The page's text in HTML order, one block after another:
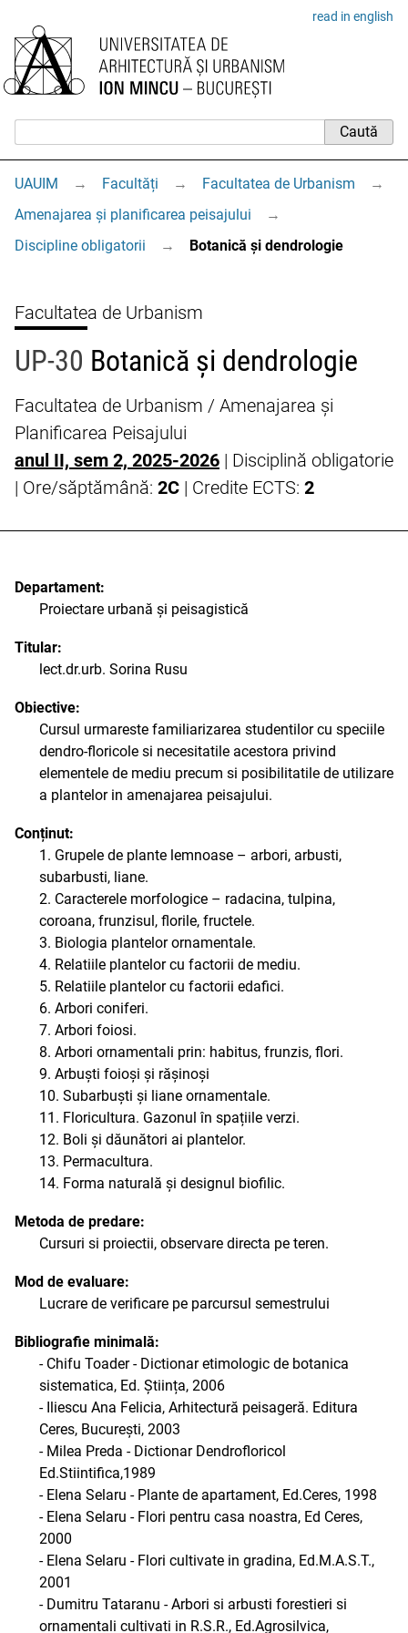
read in english
UAUIM → Facultăți → Facultatea de Urbanism
→
Amenajarea și planificarea peisajului
→
Discipline obligatorii
→ Botanică și dendrologie
Facultatea de Urbanism
UP-30 Botanică și dendrologie
Facultatea de Urbanism / Amenajarea și
Planificarea Peisajului
anul II, sem 2, 2025-2026 | Disciplină obligatorie
| Ore/săptămână: 2C | Credite ECTS: 2
Departament:
Proiectare urbană și peisagistică
Titular:
lect.dr.urb. Sorina Rusu
Obiective:
Cursul urmareste familiarizarea studentilor cu speciile
dendro-floricole si necesitatile acestora privind
elementele de mediu precum si posibilitatile de utilizare
a plantelor in amenajarea peisajului.
Conținut:
1. Grupele de plante lemnoase – arbori, arbusti,
subarbusti, liane.
2. Caracterele morfologice – radacina, tulpina,
coroana, frunzisul, florile, fructele.
3. Biologia plantelor ornamentale.
4. Relatiile plantelor cu factorii de mediu.
5. Relatiile plantelor cu factorii edafici.
6. Arbori coniferi.
7. Arbori foiosi.
8. Arbori ornamentali prin: habitus, frunzis, flori.
9. Arbuști foioși și rășinoși
10. Subarbuști și liane ornamentale.
11. Floricultura. Gazonul în spațiile verzi.
12. Boli și dăunători ai plantelor.
13. Permacultura.
14. Forma naturală și designul biofilic.
Metoda de predare:
Cursuri si proiectii, observare directa pe teren.
Mod de evaluare:
Lucrare de verificare pe parcursul semestrului
Bibliografie minimală:
- Chifu Toader - Dictionar etimologic de botanica
sistematica, Ed. Știința, 2006
- Iliescu Ana Felicia, Arhitectură peisageră. Editura
Ceres, București, 2003
- Milea Preda - Dictionar Dendrofloricol
Ed.Stiintifica,1989
- Elena Selaru - Plante de apartament, Ed.Ceres, 1998
- Elena Selaru - Flori pentru casa noastra, Ed Ceres,
2000
- Elena Selaru - Flori cultivate in gradina, Ed.M.A.S.T.,
2001
- Dumitru Tataranu - Arbori si arbusti forestieri si
ornamentali cultivati in R.S.R., Ed.Agrosilvica,